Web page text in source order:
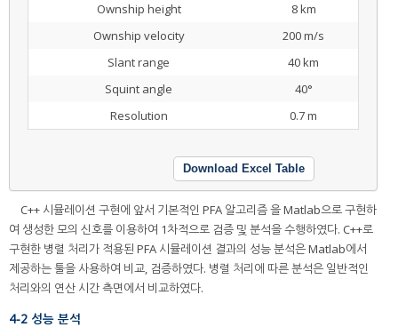
Ownship height
8 km
Ownship velocity
200 m/s
Slant range
40 km
Squint angle
40°
Resolution
0.7 m
Download Excel Table
C++ 시뮬레이션 구현에 앞서 기본적인 PFA 알고리즘 을 Matlab으로 구현하
여 생성한 모의 신호를 이용하여 1차적으로 검증 및 분석을 수행하였다. C++로
구현한 병렬 처리가 적용된 PFA 시뮬레이션 결과의 성능 분석은 Matlab에서
제공하는 툴을 사용하여 비교, 검증하였다. 병렬 처리에 따른 분석은 일반적인
처리와의 연산 시간 측면에서 비교하였다.
4-2 성능 분석